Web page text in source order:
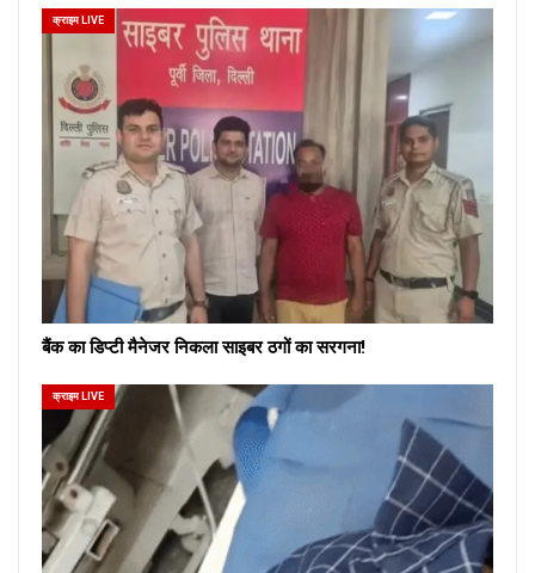
क्राइम LIVE
बैंक का डिप्टी मैनेजर निकला साइबर ठगों का सरगना!
क्राइम LIVE